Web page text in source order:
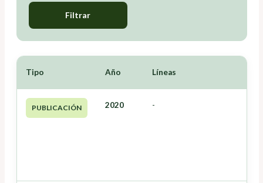
Filtrar
Tipo Año Líneas
PUBLICACIÓN 2020 -